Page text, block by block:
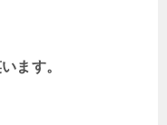
ます。